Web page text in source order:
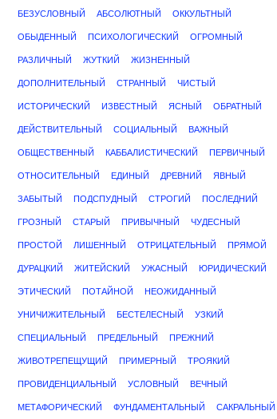
БЕЗУСЛОВНЫЙ АБСОЛЮТНЫЙ ОККУЛЬТНЫЙ
ОБЫДЕННЫЙ ПСИХОЛОГИЧЕСКИЙ ОГРОМНЫЙ
РАЗЛИЧНЫЙ ЖУТКИЙ ЖИЗНЕННЫЙ
ДОПОЛНИТЕЛЬНЫЙ СТРАННЫЙ ЧИСТЫЙ
ИСТОРИЧЕСКИЙ ИЗВЕСТНЫЙ ЯСНЫЙ ОБРАТНЫЙ
ДЕЙСТВИТЕЛЬНЫЙ СОЦИАЛЬНЫЙ ВАЖНЫЙ
ОБЩЕСТВЕННЫЙ КАББАЛИСТИЧЕСКИЙ ПЕРВИЧНЫЙ
ОТНОСИТЕЛЬНЫЙ ЕДИНЫЙ ДРЕВНИЙ ЯВНЫЙ
ЗАБЫТЫЙ ПОДСПУДНЫЙ СТРОГИЙ ПОСЛЕДНИЙ
ГРОЗНЫЙ СТАРЫЙ ПРИВЫЧНЫЙ ЧУДЕСНЫЙ
ПРОСТОЙ ЛИШЕННЫЙ ОТРИЦАТЕЛЬНЫЙ ПРЯМОЙ
ДУРАЦКИЙ ЖИТЕЙСКИЙ УЖАСНЫЙ ЮРИДИЧЕСКИЙ
ЭТИЧЕСКИЙ ПОТАЙНОЙ НЕОЖИДАННЫЙ
УНИЧИЖИТЕЛЬНЫЙ БЕСТЕЛЕСНЫЙ УЗКИЙ
СПЕЦИАЛЬНЫЙ ПРЕДЕЛЬНЫЙ ПРЕЖНИЙ
ЖИВОТРЕПЕЩУЩИЙ ПРИМЕРНЫЙ ТРОЯКИЙ
ПРОВИДЕНЦИАЛЬНЫЙ УСЛОВНЫЙ ВЕЧНЫЙ
МЕТАФОРИЧЕСКИЙ ФУНДАМЕНТАЛЬНЫЙ САКРАЛЬНЫЙ